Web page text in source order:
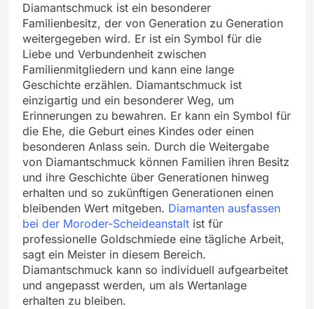
Diamantschmuck ist ein besonderer
Familienbesitz, der von Generation zu Generation
weitergegeben wird. Er ist ein Symbol für die
Liebe und Verbundenheit zwischen
Familienmitgliedern und kann eine lange
Geschichte erzählen. Diamantschmuck ist
einzigartig und ein besonderer Weg, um
Erinnerungen zu bewahren. Er kann ein Symbol für
die Ehe, die Geburt eines Kindes oder einen
besonderen Anlass sein. Durch die Weitergabe
von Diamantschmuck können Familien ihren Besitz
und ihre Geschichte über Generationen hinweg
erhalten und so zukünftigen Generationen einen
bleibenden Wert mitgeben. Diamanten ausfassen
bei der Moroder-Scheideanstalt ist für
professionelle Goldschmiede eine tägliche Arbeit,
sagt ein Meister in diesem Bereich.
Diamantschmuck kann so individuell aufgearbeitet
und angepasst werden, um als Wertanlage
erhalten zu bleiben.